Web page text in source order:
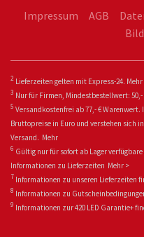
Impressum AGB
2 Lieferzeiten gelten mit Express-24. Mehr
3 Nur für Firmen, Mindestbestellwert: 50,-
5 Versandkostenfrei ab 77,- € Warenwert.
Bruttopreise in Euro und verstehen sich
Versand. Mehr
6 Gültig nur für sofort ab Lager
Informationen zu Lieferzeiten Mehr >
7 Informationen zu unseren Lieferzeiten
8 Informationen zu
9 Informationen zur 420 LED Garantie+ fin